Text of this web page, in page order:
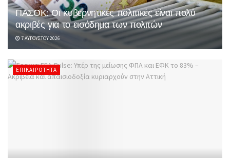
ΠΑΣΟΚ: Οι κυβερνητικές πολιτικές είναι πολύ
ακριβές για το εισόδημα των πολιτών
7 ΑΥΓΟΎΣΤΟΥ 2026
ΕΠΙΚΑΙΡΌΤΗΤΑ